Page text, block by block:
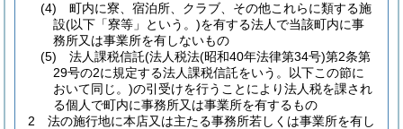
(4)
町内に寮、宿泊所、クラブ、その他これらに類する施
設(以下「寮等」という。)を有する法人で当該町内に事
務所又は事業所を有しないもの
(5)
法人課税信託(法人税法(昭和40年法律第34号)第2条第
29号の2に規定する法人課税信託をいう。以下この節に
おいて同じ。)の引受けを行うことにより法人税を課され
る個人で町内に事務所又は事業所を有するもの
2
法の施行地に本店又は主たる事務所若しくは事業所を有し